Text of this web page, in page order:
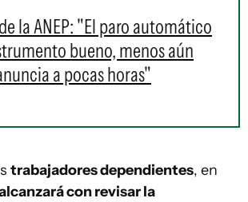
la ANEP: "El paro automático
bueno, menos aún
a pocas horas"
trabajadores dependientes, en
con revisar la